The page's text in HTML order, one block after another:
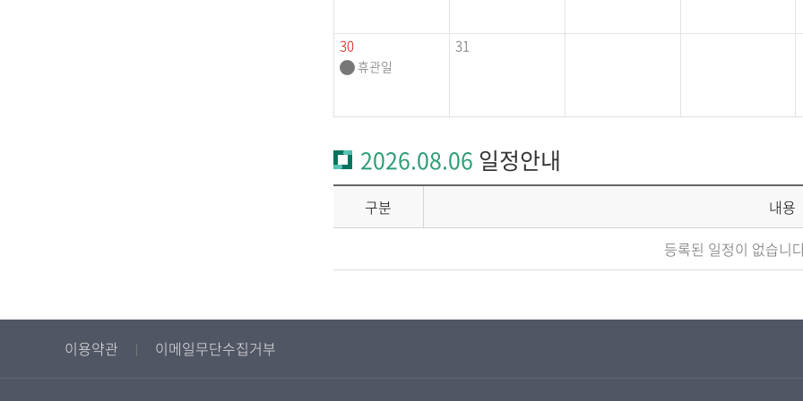
30
휴관일
31
2026.08.06 일정안내
구분
내용
등록된 일정이 없습니
이용약관 이메일무단수집거부